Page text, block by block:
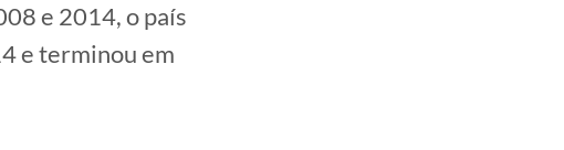
e 2014, o país
e terminou em